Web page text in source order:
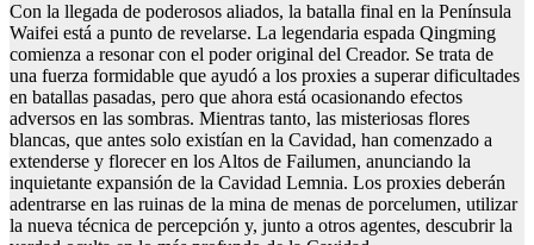
Con la llegada de poderosos aliados, la batalla final en la Península
Waifei está a punto de revelarse. La legendaria espada Qingming
comienza a resonar con el poder original del Creador. Se trata de
una fuerza formidable que ayudó a los proxies a superar dificultades
en batallas pasadas, pero que ahora está ocasionando efectos
adversos en las sombras. Mientras tanto, las misteriosas flores
blancas, que antes solo existían en la Cavidad, han comenzado a
extenderse y florecer en los Altos de Failumen, anunciando la
inquietante expansión de la Cavidad Lemnia. Los proxies deberán
adentrarse en las ruinas de la mina de menas de porcelumen, utilizar
la nueva técnica de percepción y, junto a otros agentes, descubrir la